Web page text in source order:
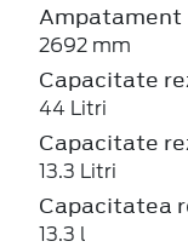
Ampatament
2692 mm
Capacitate
44 Litri
Capacitate
13.3 Litri
Capacitatea
13.3 l